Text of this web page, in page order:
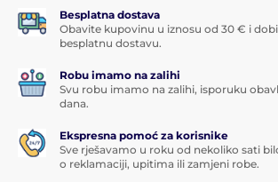
Besplatna dostava
Obavite kupovinu u iznosu od 30 € i
besplatnu dostavu.
Robu imamo na zalihi
Svu robu imamo na zalihi, isporuku
dana.
Ekspresna pomoć za korisnike
Sve rješavamo u roku od nekoliko sati
o reklamaciji, upitima ili zamjeni robe.